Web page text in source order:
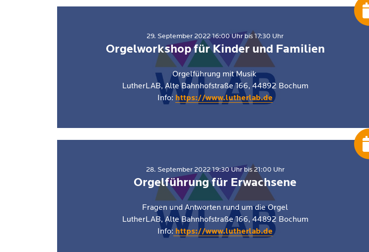
29. September 2022 16:00 Uhr bis 17:30 Uhr
Orgelworkshop für Kinder und Familien
Orgelführung mit Musik
LutherLAB, Alte Bahnhofstraße 166, 44892 Bochum
Info: https://www.lutherlab.de
28. September 2022 19:30 Uhr bis 21:00 Uhr
Orgelführung für Erwachsene
Fragen und Antworten rund um die Orgel
LutherLAB, Alte Bahnhofstraße 166, 44892 Bochum
Info: https://www.lutherlab.de